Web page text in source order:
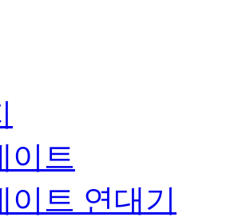
이트
이트 연대기